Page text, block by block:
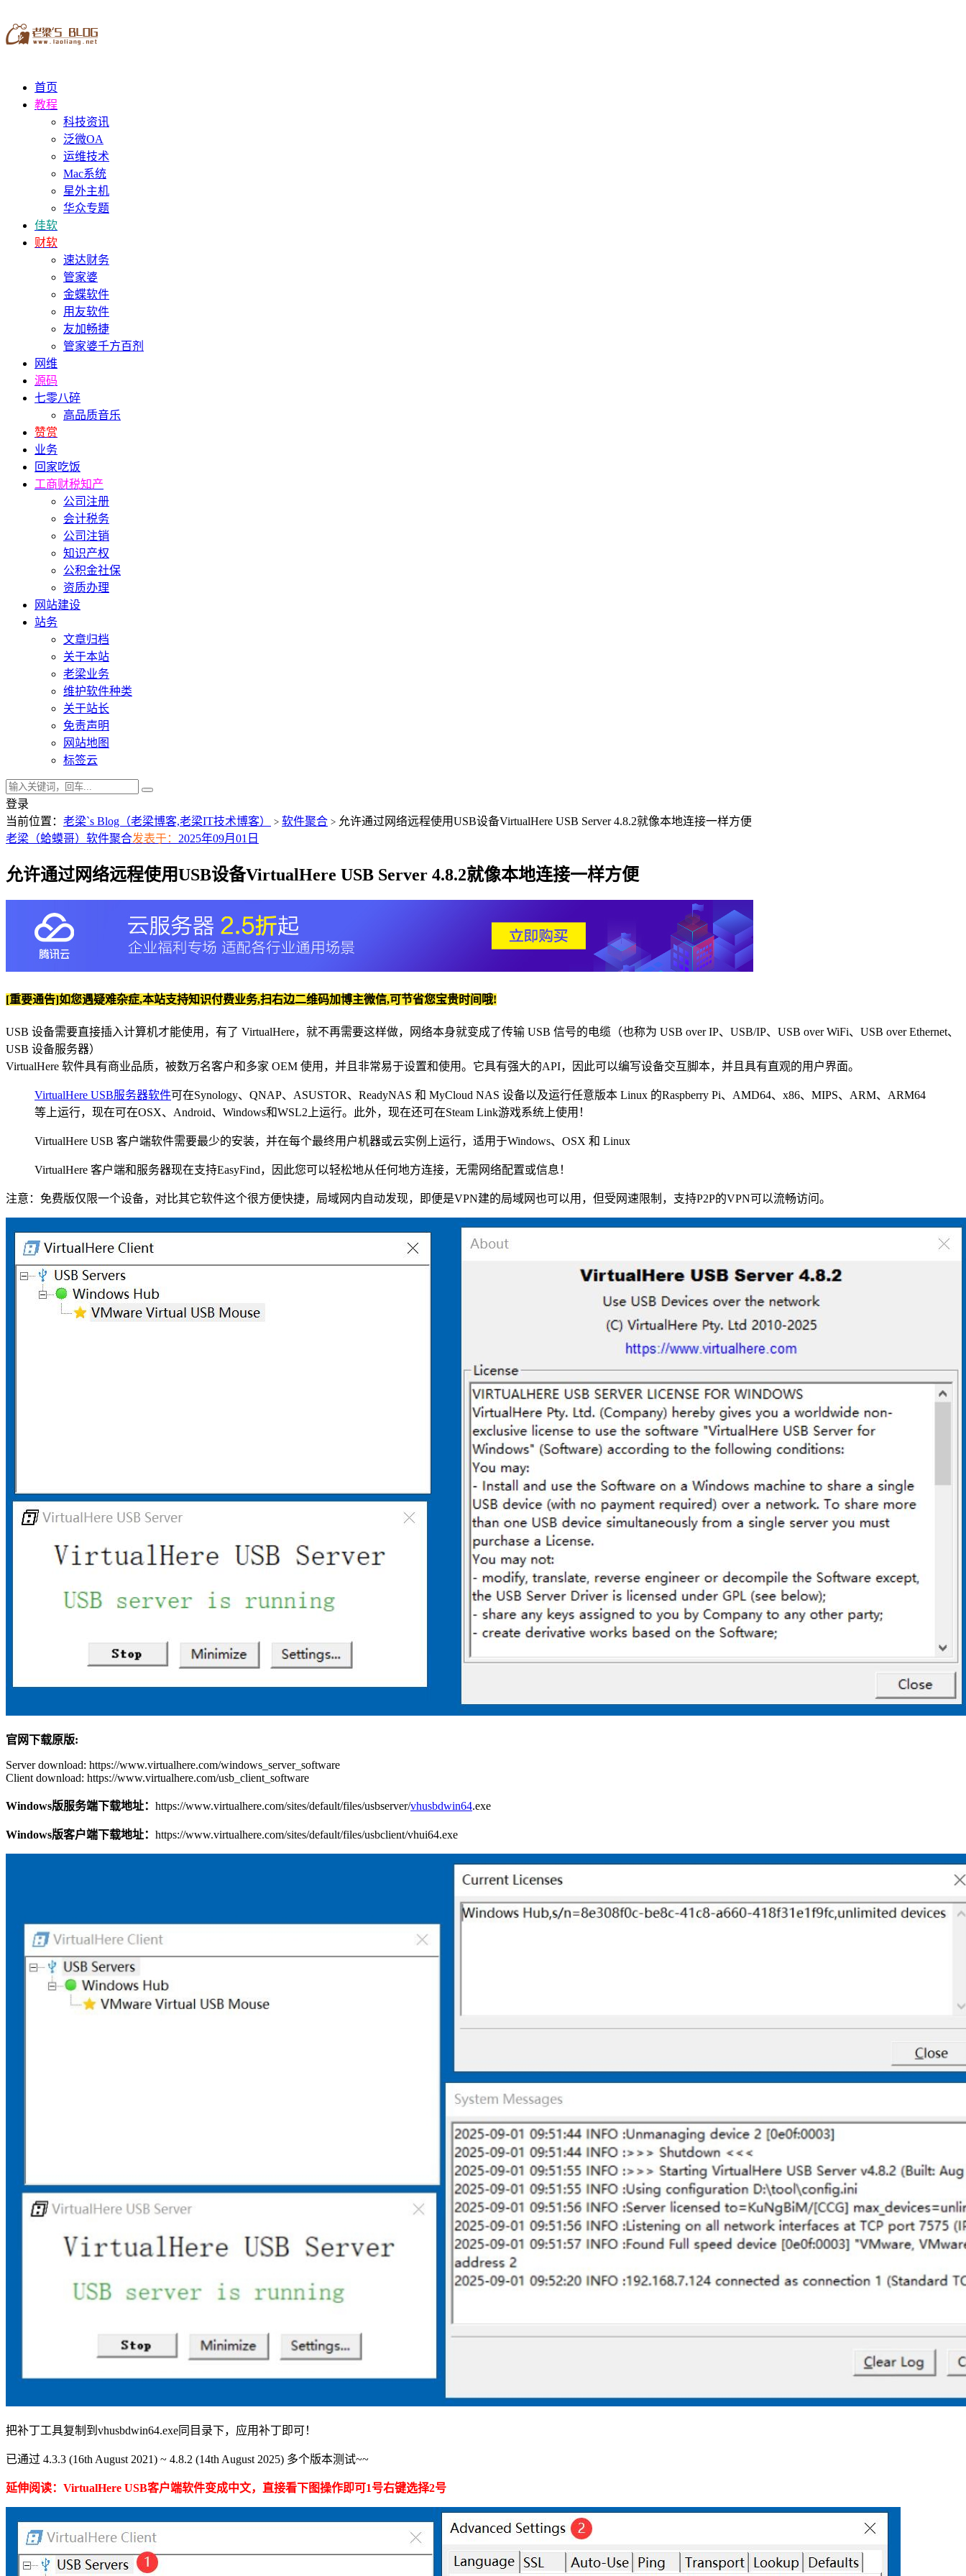
首页
教程
科技资讯
泛微OA
运维技术
Mac系统
星外主机
华众专题
佳软
财软
速达财务
管家婆
金蝶软件
用友软件
友加畅捷
管家婆千方百剂
网维
源码
七零八碎
高品质音乐
赞赏
业务
回家吃饭
工商财税知产
公司注册
会计税务
公司注销
知识产权
公积金社保
资质办理
网站建设
站务
文章归档
关于本站
老梁业务
维护软件种类
关于站长
免责声明
网站地图
标签云
登录
当前位置： 老梁`s Blog（老梁博客,老梁IT技术博客） > 软件聚合 > 允许通过网络远程使用USB设备VirtualHere USB Server 4.8.2就像本地连接一样方便
老梁（蛤蟆哥） 软件聚合发表于： 2025年09月01日
允许通过网络远程使用USB设备VirtualHere USB Server 4.8.2就像本地连接一样方便
[重要通告]如您遇疑难杂症,本站支持知识付费业务,扫右边二维码加博主微信,可节省您宝贵时间哦!
USB 设备需要直接插入计算机才能使用，有了 VirtualHere，就不再需要这样做，网络本身就变成了传输 USB 信号的电缆（也称为 USB over IP、USB/IP、USB over WiFi、USB over Ethernet、
USB 设备服务器）
VirtualHere 软件具有商业品质，被数万名客户和多家 OEM 使用，并且非常易于设置和使用。它具有强大的API，因此可以编写设备交互脚本，并且具有直观的用户界面。
VirtualHere USB服务器软件可在Synology、QNAP、ASUSTOR、ReadyNAS 和 MyCloud NAS 设备以及运行任意版本 Linux 的Raspberry Pi、AMD64、x86、MIPS、ARM、ARM64
等上运行，现在可在OSX、Android、Windows和WSL2上运行。此外，现在还可在Steam Link游戏系统上使用！
VirtualHere USB 客户端软件需要最少的安装，并在每个最终用户机器或云实例上运行，适用于Windows、OSX 和 Linux
VirtualHere 客户端和服务器现在支持EasyFind，因此您可以轻松地从任何地方连接，无需网络配置或信息！
注意：免费版仅限一个设备，对比其它软件这个很方便快捷，局域网内自动发现，即便是VPN建的局域网也可以用，但受网速限制，支持P2P的VPN可以流畅访问。
官网下载原版:
Server download: https://www.virtualhere.com/windows_server_software
Client download: https://www.virtualhere.com/usb_client_software
Windows版服务端下载地址： https://www.virtualhere.com/sites/default/files/usbserver/vhusbdwin64.exe
Windows版客户端下载地址： https://www.virtualhere.com/sites/default/files/usbclient/vhui64.exe
把补丁工具复制到vhusbdwin64.exe同目录下，应用补丁即可！
已通过 4.3.3 (16th August 2021) ~ 4.8.2 (14th August 2025) 多个版本测试~~
延伸阅读：VirtualHere USB客户端软件变成中文，直接看下图操作即可1号右键选择2号